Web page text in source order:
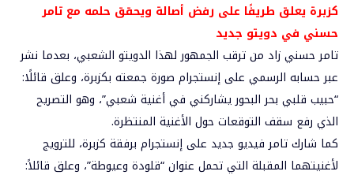
كزبرة يعلق طريفًا على رفض أصالة ويحقق حلمه مع تامر
حسني في دويتو جديد
تامر حسني زاد من ترقب الجمهور لهذا الدويتو الشعبي، بعدما نشر
عبر حسابه الرسمي على إنستجرام صورة جمعته بكزبرة، وعلق قائلًا:
“حبيب قلبي بحر البحور يشاركني في أغنية شعبي”، وهو التصريح
الذي رفع سقف التوقعات حول الأغنية المنتظرة.
كما شارك تامر فيديو جديد على إنستجرام برفقة كزبرة، للترويج
لأغنيتهما المقبلة التي تحمل عنوان “قلودة وعيوطة”، وعلق قائلاً: